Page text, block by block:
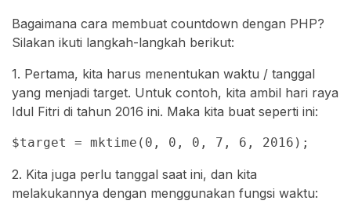
Bagaimana cara membuat countdown dengan PHP?
Silakan ikuti langkah-langkah berikut:
1. Pertama, kita harus menentukan waktu / tanggal
yang menjadi target. Untuk contoh, kita ambil hari raya
Idul Fitri di tahun 2016 ini. Maka kita buat seperti ini:
$target = mktime(0, 0, 0, 7, 6, 2016);
2. Kita juga perlu tanggal saat ini, dan kita
melakukannya dengan menggunakan fungsi waktu: